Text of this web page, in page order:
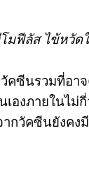
มฟีลัส ไข้หวั
ซีนรวมที่อาจ
องภายในไม่
ากวัคซีนยังค